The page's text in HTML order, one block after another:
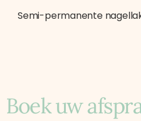
Semi-permanente
Boek uw